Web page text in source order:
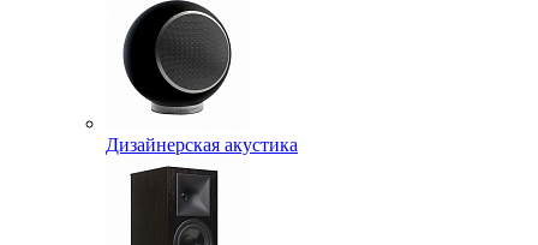
Дизайнерская акустика